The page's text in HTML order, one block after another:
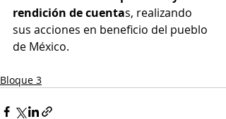
rendición de cuentas, realizando
sus acciones en beneficio del pueblo
de México.
Bloque 3